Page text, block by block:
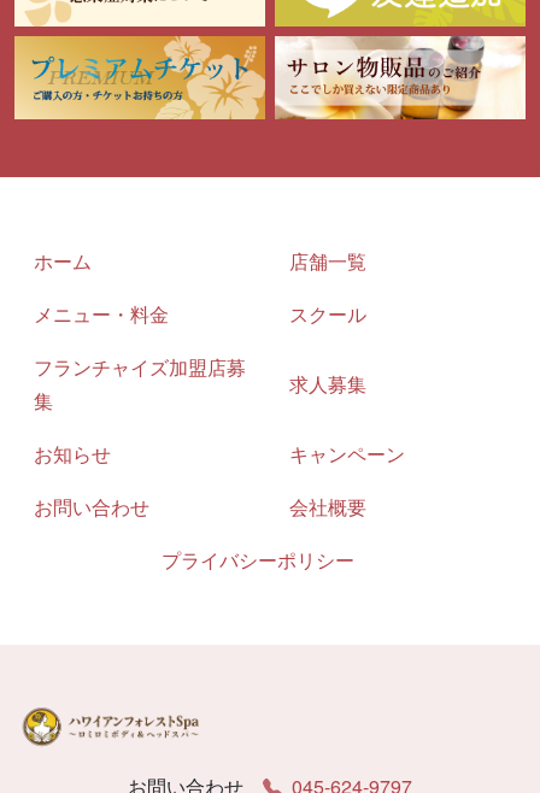
ホーム
店舗一覧
メニュー・料金
スクール
フランチャイズ加盟店募
集
求人募集
お知らせ
キャンペーン
お問い合わせ
会社概要
プライバシーポリシー
お問い合わせ 045-624-9797